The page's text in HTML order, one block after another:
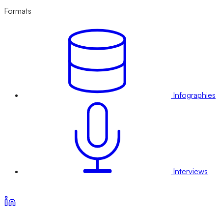
Formats
Infographies
Interviews